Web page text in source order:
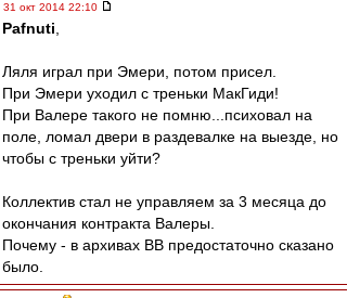
31 окт 2014 22:10
Pafnuti
Ляля играл при Эмери, потом присел.
При Эмери уходил с треньки МакГиди!
При Валере такого не помню...психовал на
поле, ломал двери в раздевалке на выезде, но
чтобы с треньки уйти?
Коллектив стал не управляем за 3 месяца до
окончания контракта Валеры.
Почему - в архивах ВВ предостаточно сказано
было.